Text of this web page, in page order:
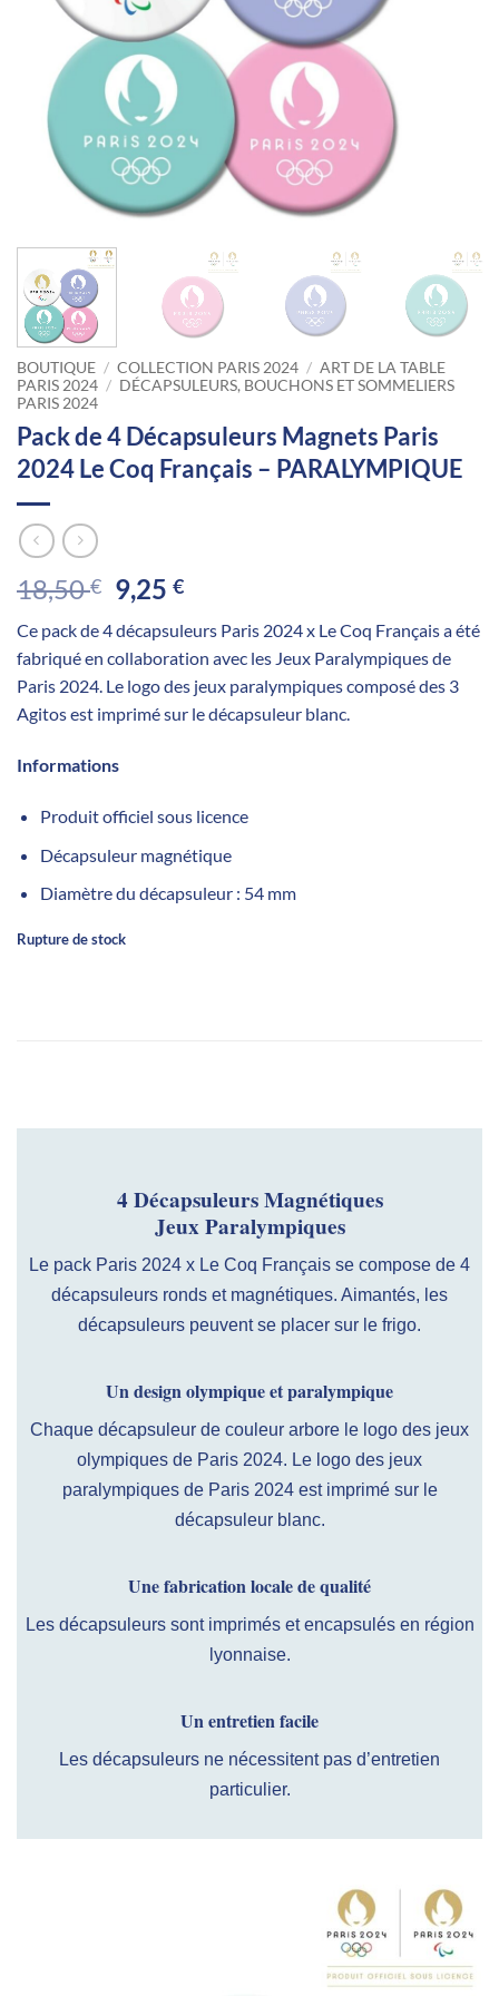
BOUTIQUE / COLLECTION PARIS 2024 / ART DE LA TABLE
PARIS 2024 / DÉCAPSULEURS, BOUCHONS ET SOMMELIERS
PARIS 2024
Pack de 4 Décapsuleurs Magnets Paris
2024 Le Coq Français – PARALYMPIQUE
18,50€ Le
prix
initial
était :
18,50 €.
9,25€Le
actuel
est :
9,25 €.
Ce pack de 4 décapsuleurs Paris 2024 x Le Coq Français a été
fabriqué en collaboration avec les Jeux Paralympiques de
Paris 2024. Le logo des jeux paralympiques composé des 3
Agitos est imprimé sur le décapsuleur blanc.
Informations
Produit officiel sous licence
Décapsuleur magnétique
Diamètre du décapsuleur : 54 mm
Rupture de stock
4 Décapsuleurs Magnétiques
Jeux Paralympiques
Le pack Paris 2024 x Le Coq Français se compose de 4
décapsuleurs ronds et magnétiques. Aimantés, les
décapsuleurs peuvent se placer sur le frigo.
Un design olympique et paralympique
Chaque décapsuleur de couleur arbore le logo des jeux
olympiques de Paris 2024. Le logo des jeux
paralympiques de Paris 2024 est imprimé sur le
décapsuleur blanc.
Une fabrication locale de qualité
Les décapsuleurs sont imprimés et encapsulés en région
lyonnaise.
Un entretien facile
Les décapsuleurs ne nécessitent pas d’entretien
particulier.